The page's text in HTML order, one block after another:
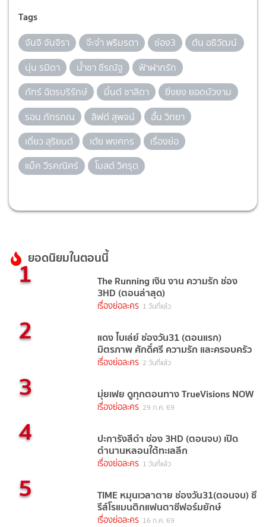
Tags
จันจิ จันจิรา จ๊ะจ๋า พริมรตา ช่อง3
ต้น อธิวัฒน์
นุ่น รมิดา
น้ำชา ชีรณัฐ
ฟ้าฝากรัก
ภัทร์ ฉัตรบริรักษ์
มิ้นต์ ชาลิดา
ยิ่งยง ยอดบัวงาม
รอน ภัทรภณ
ลิฟต์ สุพจน์
อั๋น วิทยา
เดี่ยว สุริยนต์
เต้ย พงศกร
เรื่องย่อ
แม็ค วีรคณิศร์
โมสต์ วิศรุต
ยอดนิยมในตอนนี้
1 The Running เงิน งาน ความรัก ช่อง
3HD (ตอนล่าสุด)
เรื่องย่อละคร 1 วันที่แล้ว
2 แดง ไบเล่ย์ ช่องวัน31 (ตอนแรก)
มิตรภาพ ศักดิ์ศรี ความรัก และครอบครัว
เรื่องย่อละคร 2 วันที่แล้ว
3 มุ่ยเฟย ดูทุกตอนทาง TrueVisions NOW
เรื่องย่อละคร 29 ก.ค. 69
4 ปะการังสีดำ ช่อง 3HD (ตอนจบ) เปิด
ตำนานหลอนใต้ทะเลลึก
เรื่องย่อละคร 1 วันที่แล้ว
5 TIME หมุนเวลาตาย ช่องวัน31(ตอนจบ) ซี
รีส์โรแมนติกแฟนตาซีฟอร์มยักษ์
เรื่องย่อละคร 16 ก.ค. 69